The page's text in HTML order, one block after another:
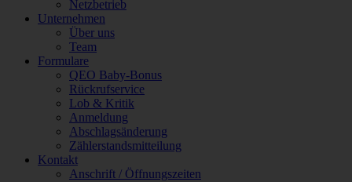
Netzbetrieb
Unternehmen
Über uns
Team
Formulare
QEO Baby-Bonus
Rückrufservice
Lob & Kritik
Anmeldung
Abschlagsänderung
Zählerstandsmitteilung
Kontakt
Anschrift / Öffnungszeiten